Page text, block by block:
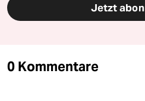
Jetzt
0 Kommentare